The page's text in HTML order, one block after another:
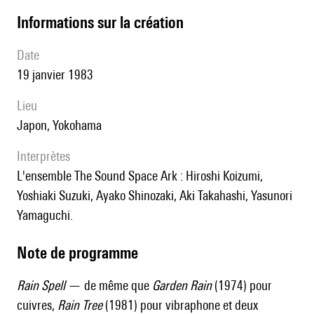
informations sur la création
date
19 janvier 1983
lieu
Japon, Yokohama
interprètes
l'ensemble The Sound Space Ark : Hiroshi Koizumi,
Yoshiaki Suzuki, Ayako Shinozaki, Aki Takahashi, Yasunori
Yamaguchi.
Note de programme
Rain Spell— de même que Garden Rain(1974) pour
cuivres, Rain Tree(1981) pour vibraphone et deux